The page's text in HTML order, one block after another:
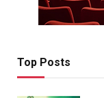
Top Posts